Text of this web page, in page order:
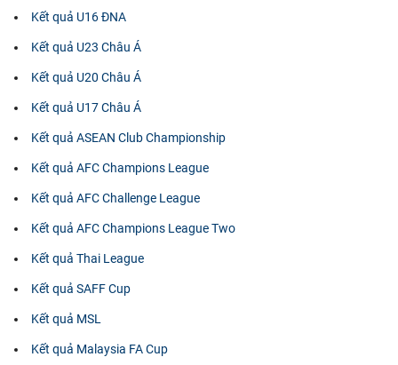
Kết quả U16 ĐNA
Kết quả U23 Châu Á
Kết quả U20 Châu Á
Kết quả U17 Châu Á
Kết quả ASEAN Club Championship
Kết quả AFC Champions League
Kết quả AFC Challenge League
Kết quả AFC Champions League Two
Kết quả Thai League
Kết quả SAFF Cup
Kết quả MSL
Kết quả Malaysia FA Cup